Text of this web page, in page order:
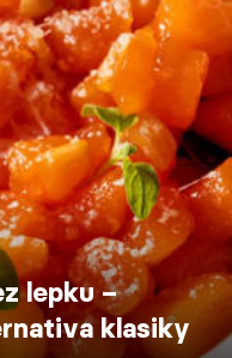
lepku –
klasiky